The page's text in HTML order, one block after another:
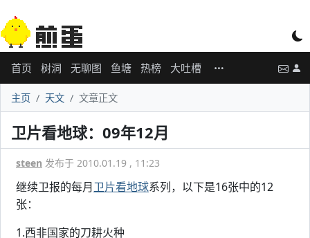
首页 树洞 无聊图 鱼塘 热榜 大吐槽
主页 天文 文章正文
卫片看地球：09年12月
steen 发布于 2010.01.19 , 11:23
继续卫报的每月卫片看地球系列，以下是16张中的12
张：
1.西非国家的刀耕火种